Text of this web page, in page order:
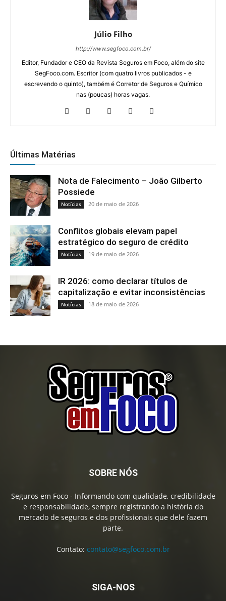
Júlio Filho
http://www.segfoco.com.br/
Editor, Fundador e CEO da Revista Seguros em Foco, além do site
SegFoco.com. Escritor (com quatro livros publicados - e
escrevendo o quinto), também é Corretor de Seguros e Químico
nas (poucas) horas vagas.
Últimas Matérias
Nota de Falecimento – João Gilberto
Possiede
Notícias 20 de maio de 2026
Conflitos globais elevam papel
estratégico do seguro de crédito
Notícias 19 de maio de 2026
IR 2026: como declarar títulos de
capitalização e evitar inconsistências
Notícias 18 de maio de 2026
SOBRE NÓS
Seguros em Foco - Informando com qualidade, credibilidade
e responsabilidade, sempre registrando a história do
mercado de seguros e dos profissionais que dele fazem
parte.
Contato: contato@segfoco.com.br
SIGA-NOS